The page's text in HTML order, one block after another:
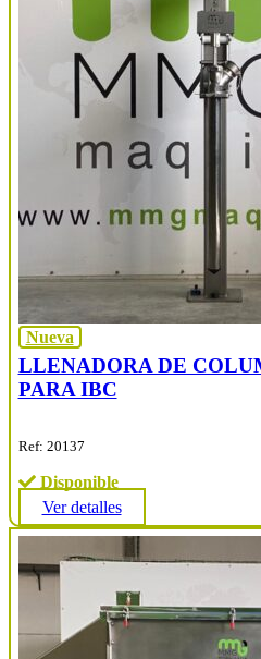
Nueva
LLENADORA DE
PARA IBC
Ref: 20137
Disponible
Ver detalles